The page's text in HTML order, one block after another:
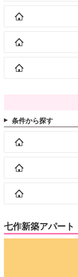
条件から探す
七作新築アパート